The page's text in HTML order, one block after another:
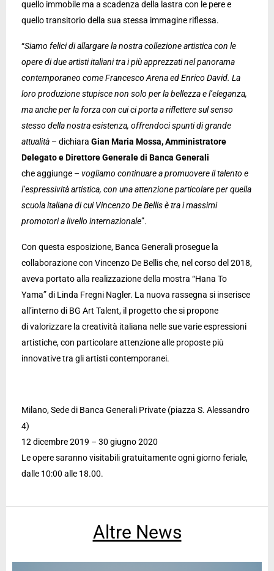
quello immobile ma a scadenza della lastra con le pere e
quello transitorio della sua stessa immagine riflessa.
“Siamo felici di allargare la nostra collezione artistica con le
opere di due artisti italiani tra i più apprezzati nel panorama
contemporaneo come Francesco Arena ed Enrico David. La
loro produzione stupisce non solo per la bellezza e l’eleganza,
ma anche per la forza con cui ci porta a riflettere sul senso
stesso della nostra esistenza, offrendoci spunti di grande
attualità – dichiara Gian Maria Mossa, Amministratore
Delegato e Direttore Generale di Banca Generali
che aggiunge – vogliamo continuare a promuovere il talento e
l’espressività artistica, con una attenzione particolare per quella
scuola italiana di cui Vincenzo De Bellis è tra i massimi
promotori a livello internazionale”.
Con questa esposizione, Banca Generali prosegue la
collaborazione con Vincenzo De Bellis che, nel corso del 2018,
aveva portato alla realizzazione della mostra “Hana To
Yama” di Linda Fregni Nagler. La nuova rassegna si inserisce
all’interno di BG Art Talent, il progetto che si propone
di valorizzare la creatività italiana nelle sue varie espressioni
artistiche, con particolare attenzione alle proposte più
innovative tra gli artisti contemporanei.
Milano, Sede di Banca Generali Private (piazza S. Alessandro
4)
12 dicembre 2019 – 30 giugno 2020
Le opere saranno visitabili gratuitamente ogni giorno feriale,
dalle 10:00 alle 18.00.
Altre News